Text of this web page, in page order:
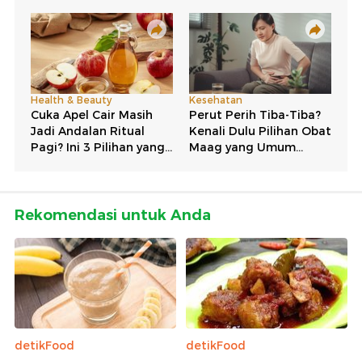
Rekomendasi untuk Anda
detikFood
detikFood